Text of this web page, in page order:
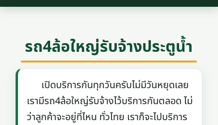
รถ4ล้อใหญ่รับจ้างประตูน้ำ
เปิดบริการกันทุกวันครับไม่มีวันหยุดเลย
เรามีรถ4ล้อใหญ่รับจ้างไว้บริการกันตลอด ไม่
ว่าลูกค้าจะอยู่ที่ไหน ทั่วไทย เราก็จะไปบริการ